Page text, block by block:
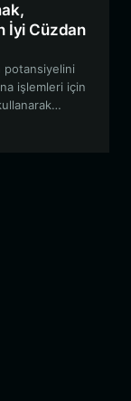
İyi Cüzdan
potansiyelini
işlemleri için
alıp